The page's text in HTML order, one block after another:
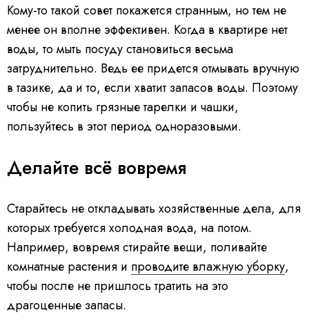
Кому-то такой совет покажется странным, но тем не
менее он вполне эффективен. Когда в квартире нет
воды, то мыть посуду становиться весьма
затруднительно. Ведь ее придется отмывать вручную
в тазике, да и то, если хватит запасов воды. Поэтому
чтобы не копить грязные тарелки и чашки,
пользуйтесь в этот период одноразовыми.
Делайте всё вовремя
Старайтесь не откладывать хозяйственные дела, для
которых требуется холодная вода, на потом.
Например, вовремя стирайте вещи, поливайте
комнатные растения и проводите влажную уборку,
чтобы после не пришлось тратить на это
драгоценные запасы.